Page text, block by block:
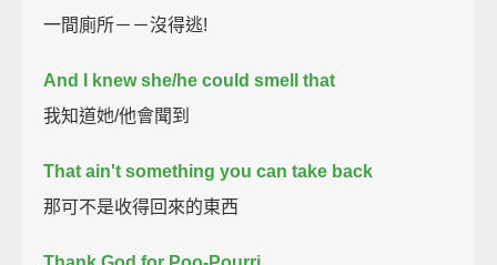
一間廁所－－沒得逃!
And I knew she/he could smell that
我知道她/他會聞到
That ain't something you can take back
那可不是收得回來的東西